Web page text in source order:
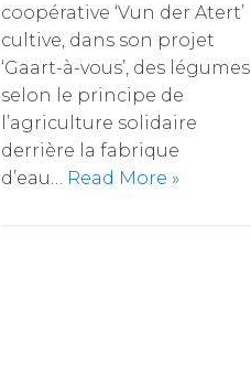
coopérative ‘Vun der Atert’
cultive, dans son projet
‘Gaart-à-vous’, des légumes
selon le principe de
l’agriculture solidaire
derrière la fabrique
d’eau…
Read More »